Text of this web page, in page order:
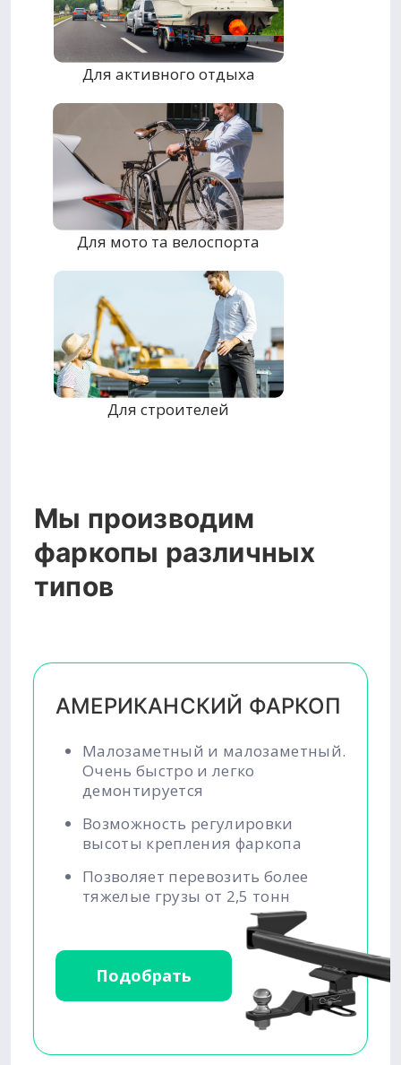
Для активного отдыха
Для мото та велоспорта
Для строителей
Мы производим
фаркопы различных
типов
АМЕРИКАНСКИЙ ФАРКОП
Малозаметный и малозаметный.
Очень быстро и легко
демонтируется
Возможность регулировки
высоты крепления фаркопа
Позволяет перевозить более
тяжелые грузы от 2,5 тонн
Подобрать